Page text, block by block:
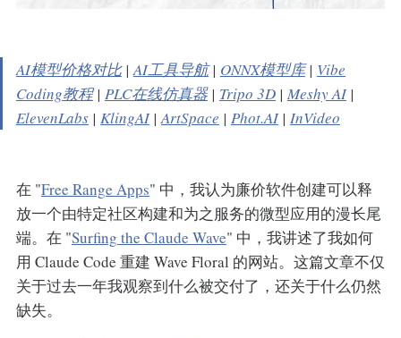
AI模型价格对比|AI工具导航| ONNX模型库| Vibe
Coding教程| PLC在线仿真器| Tripo 3D| Meshy AI|
ElevenLabs| KlingAI|ArtSpace | Phot.AI| InVideo
在 "Free Range Apps" 中，我认为廉价软件创建可以释
放一个由特定社区构建和为之服务的微型应用的漫长尾
端。在 "Surfing the Claude Wave" 中，我讲述了我如何
用 Claude Code 重建 Wave Floral 的网站。这篇文章不仅
关于过去一年我观察到什么被交付了，还关于什么仍然
缺失。